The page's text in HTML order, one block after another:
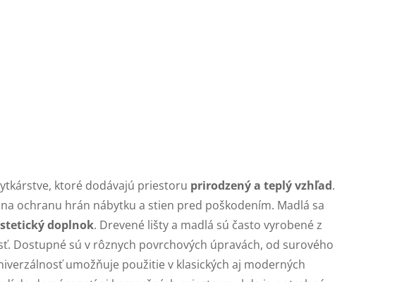
ktoré dodávajú priestoru prirodzený a teplý vzhľad.
ochranu hrán nábytku a stien pred poškodením. Madlá sa
doplnok. Drevené lišty a madlá sú často vyrobené z
Dostupné sú v rôznych povrchových úpravách, od surového
umožňuje použitie v klasických aj moderných